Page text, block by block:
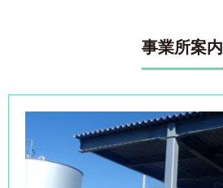
事業所案内